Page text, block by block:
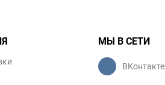
МЫ В СЕТИ
ВКонтакте